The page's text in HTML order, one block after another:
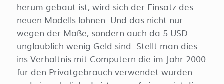
herum gebaut ist, wird sich der Einsatz des
neuen Modells lohnen. Und das nicht nur
wegen der Maße, sondern auch da 5 USD
unglaublich wenig Geld sind. Stellt man dies
ins Verhältnis mit Computern die im Jahr 2000
für den Privatgebrauch verwendet wurden